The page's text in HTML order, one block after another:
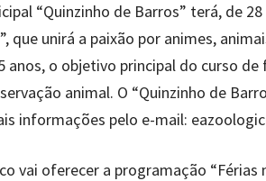
“Quinzinho de Barros” terá, de
que unirá a paixão por animes,
anos, o objetivo principal do curso
animal. O “Quinzinho de
informações pelo e-mail:
vai oferecer a programação “Férias